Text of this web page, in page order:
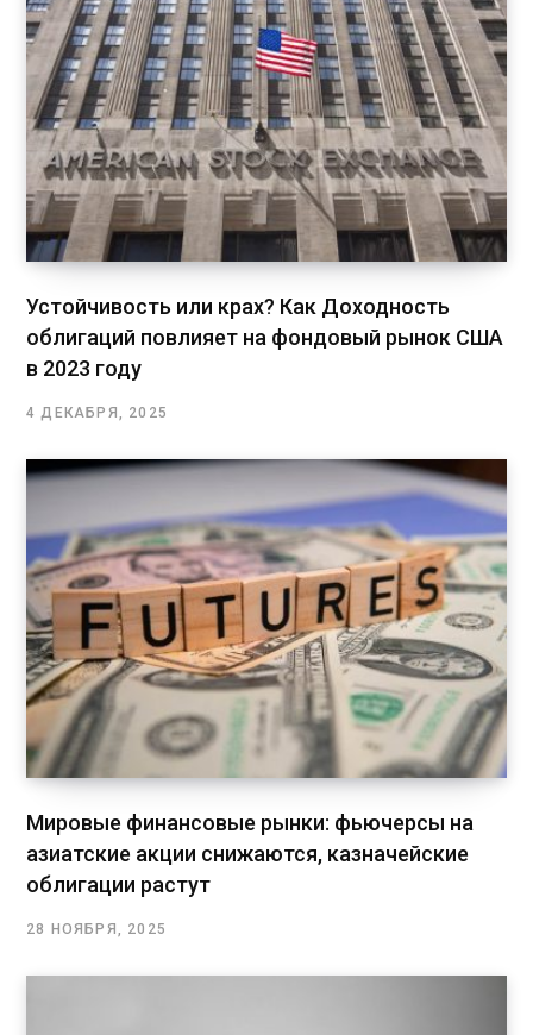
Устойчивость или крах? Как Доходность
облигаций повлияет на фондовый рынок США
в 2023 году
4 ДЕКАБРЯ, 2025
Мировые финансовые рынки: фьючерсы на
азиатские акции снижаются, казначейские
облигации растут
28 НОЯБРЯ, 2025